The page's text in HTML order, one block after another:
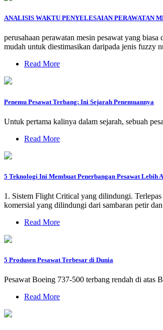
ANALISIS WAKTU PENYELESAIAN PERAWATAN
perusahaan perawatan mesin pesawat yang
mudah untuk diestimasikan daripada jenis fuzzy
Read More
Penemu Pesawat Terbang: Ini Sejarah Penemuannya
Untuk pertama kalinya dalam sejarah, sebuah
Read More
5 Teknologi Ini Membuat Penerbangan Pesawat Lebih
1. Sistem Flight Critical yang dilindungi.
komersial yang dilindungi dari sambaran petir
Read More
5 Produsen Pesawat Terbesar di Dunia
Pesawat Boeing 737-500 terbang rendah di atas
Read More